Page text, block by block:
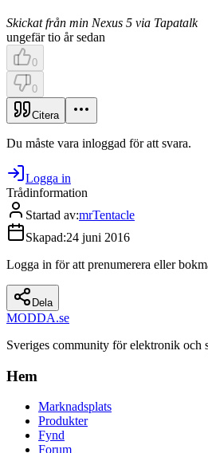
Skickat från min Nexus 5 via Tapatalk
ungefär tio år sedan
0
0
Citera
Du måste vara inloggad för att svara.
Logga in
Trådinformation
Startad av:mrTentacle
Skapad:24 juni 2016
Logga in för att prenumerera eller
Dela
MODDA.se
Sveriges community för elektronik och
Hem
Marknadsplats
Produkter
Fynd
Forum